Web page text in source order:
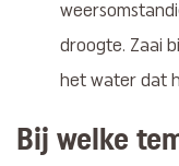
droogte. Zaai
het water dat
Bij welke